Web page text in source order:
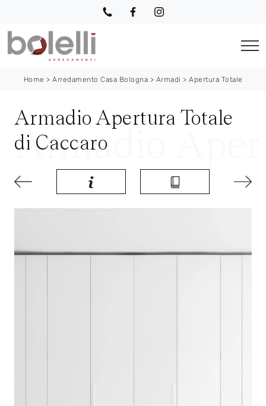
Home > Arredamento Casa Bologna > Armadi > Apertura Totale
Armadio Apertura Totale
di Caccaro